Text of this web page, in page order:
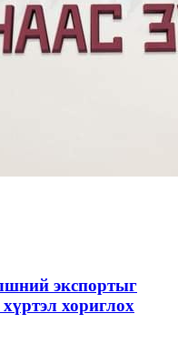
экспортыг
хориглох